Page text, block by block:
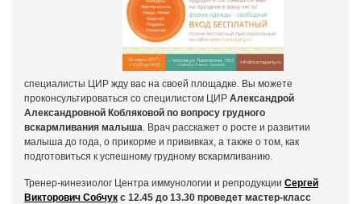
специалисты ЦИР жду вас на своей площадке. Вы можете
проконсультироваться со специлистом ЦИР Александрой
Александровной Кобляковой по вопросу грудного
вскармливания малыша. Врач расскажет о росте и развитии
малыша до года, о прикорме и прививках, а также о том, как
подготовиться к успешному грудному вскармливанию.
Тренер-кинезиолог Центра иммунологии и репродукции Сергей
Викторович Собчук с 12.45 до 13.30 проведет мастер-класс